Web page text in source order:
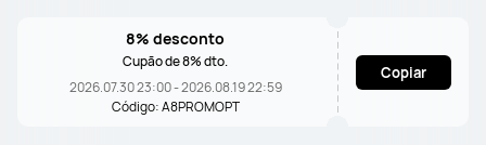
8% desconto
Cupão de 8% dto.
2026.07.30 23:00 - 2026.08.19 22:59
Código: A8PROMOPT
Copiar